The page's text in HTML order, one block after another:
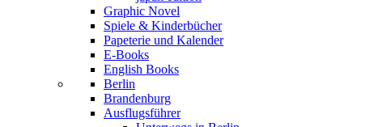
Graphic Novel
Spiele & Kinderbücher
Papeterie und Kalender
E-Books
English Books
Berlin
Brandenburg
Ausflugsführer